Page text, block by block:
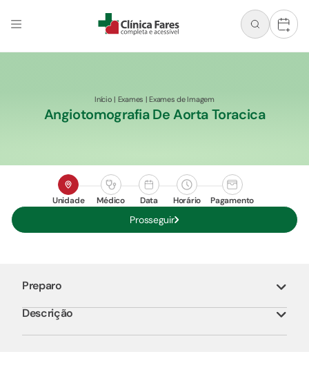
+
Início | Exames |Exames de Imagem
Angiotomografia De Aorta Toracica
Unidade Médico Data Horário Pagamento
Prosseguir
Preparo
Descrição